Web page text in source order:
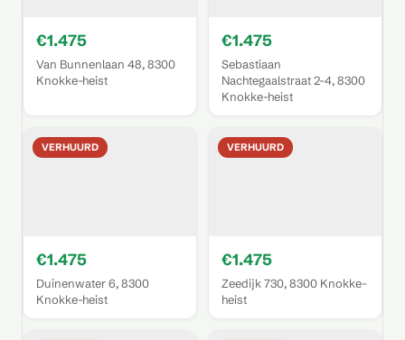
€1.475
Van Bunnenlaan 48, 8300
Knokke-heist
€1.475
Sebastiaan
Nachtegaalstraat 2-4, 8300
Knokke-heist
VERHUURD
€1.475
Duinenwater 6, 8300
Knokke-heist
VERHUURD
€1.475
Zeedijk 730, 8300 Knokke-
heist